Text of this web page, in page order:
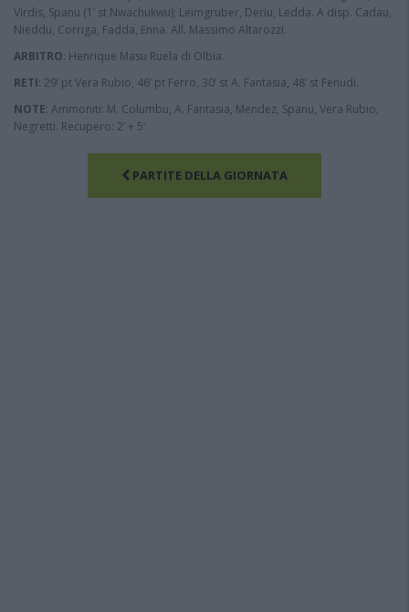
Virdis, Spanu (1’ st Nwachukwu); Leimgruber, Deriu, Ledda. A disp. Cadau,
Nieddu, Corriga, Fadda, Enna. All. Massimo Altarozzi.
ARBITRO: Henrique Masu Ruela di Olbia.
RETI: 29’ pt Vera Rubio, 46’ pt Ferro, 30’ st A. Fantasia, 48’ st Fenudi.
NOTE: Ammoniti: M. Columbu, A. Fantasia, Mendez, Spanu, Vera Rubio,
Negretti. Recupero: 2’ + 5’
PARTITE DELLA GIORNATA